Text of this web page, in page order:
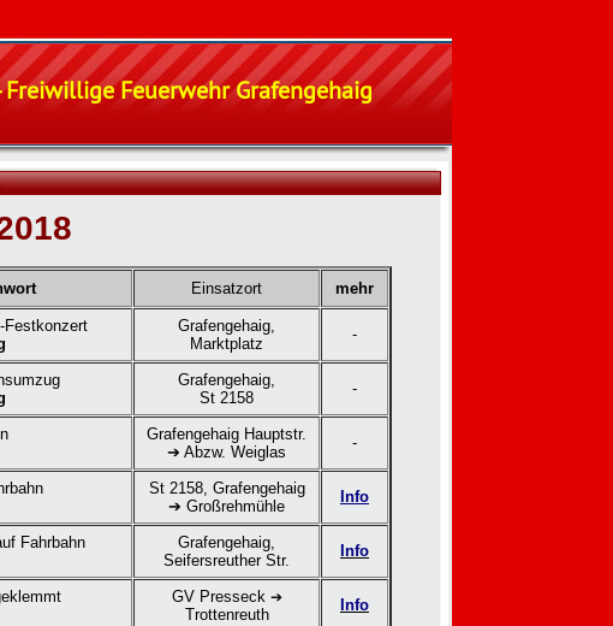
Freiwillige Feuerwehr Grafengehaig
Einsatzort mehr
Festkonzert
Grafengehaig,
Marktplatz
-
Grafengehaig,
St 2158
-
Grafengehaig Hauptstr.
➔ Abzw. Weiglas
-
St 2158, Grafengehaig
➔ Großrehmühle
Info
Fahrbahn
Grafengehaig,
Seifersreuther Str.
Info
GV Presseck ➔
Trottenreuth
Info